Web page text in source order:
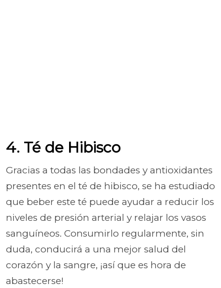
4. Té de Hibisco
Gracias a todas las bondades y antioxidantes
presentes en el té de hibisco, se ha estudiado
que beber este té puede ayudar a reducir los
niveles de presión arterial y relajar los vasos
sanguíneos. Consumirlo regularmente, sin
duda, conducirá a una mejor salud del
corazón y la sangre, ¡así que es hora de
abastecerse!